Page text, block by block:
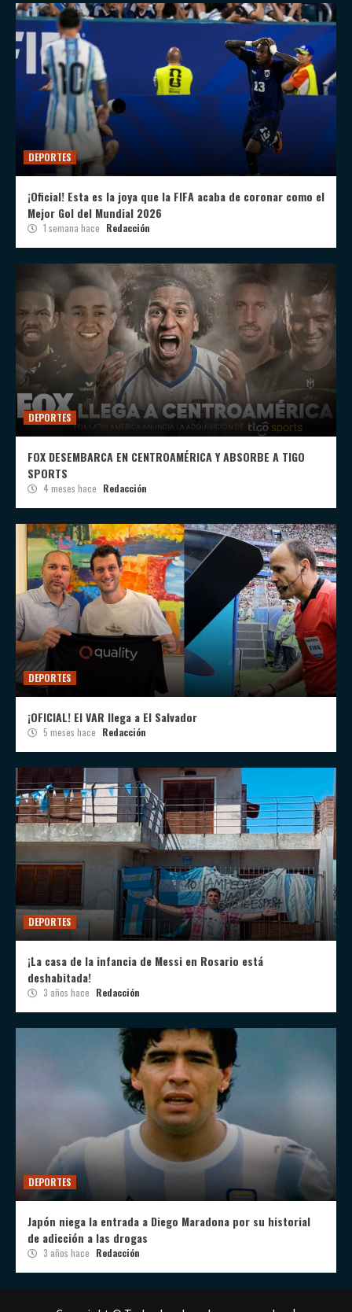
DEPORTES
¡Oficial! Esta es la joya que la FIFA acaba de coronar como el
Mejor Gol del Mundial 2026
1 semana hace Redacción
DEPORTES
FOX DESEMBARCA EN CENTROAMÉRICA Y ABSORBE A TIGO
SPORTS
4 meses hace Redacción
DEPORTES
¡OFICIAL! El VAR llega a El Salvador
5 meses hace Redacción
DEPORTES
¡La casa de la infancia de Messi en Rosario está
deshabitada!
3 años hace Redacción
DEPORTES
Japón niega la entrada a Diego Maradona por su historial
de adicción a las drogas
3 años hace Redacción